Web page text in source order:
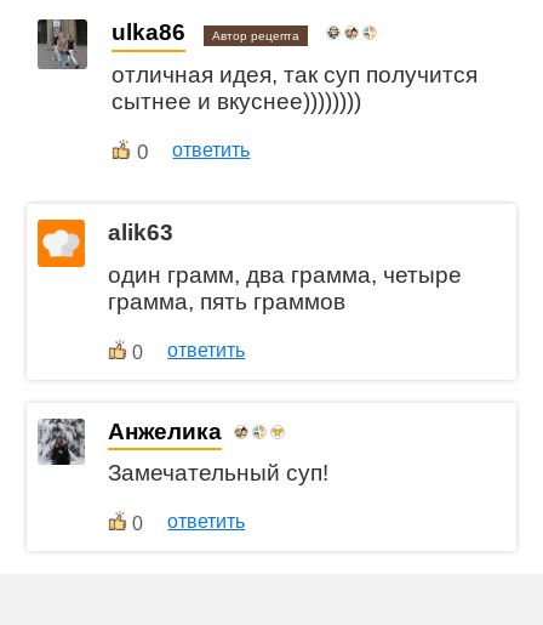
ulka86 Автор рецепта
отличная идея, так суп получится
сытнее и вкуснее))))))))
0 ответить
alik63
один грамм, два грамма, четыре
грамма, пять граммов
0 ответить
Анжелика
Замечательный суп!
0 ответить